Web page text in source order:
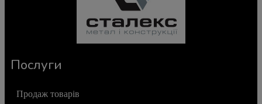
Послуги
Продаж товарів